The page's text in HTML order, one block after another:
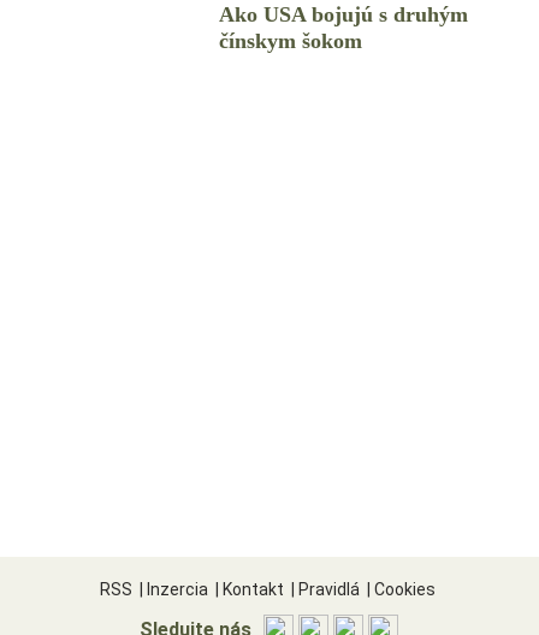
Ako USA bojujú s druhým
čínskym šokom
RSS Inzercia Kontakt Pravidlá Cookies
Sledujte nás